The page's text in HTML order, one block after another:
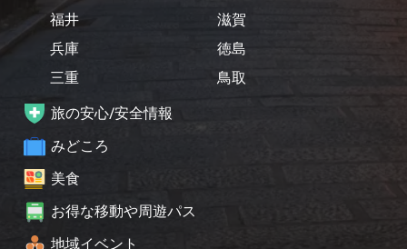
福井
兵庫
三重
滋賀
徳島
鳥取
旅の安心/安全情報
みどころ
美食
お得な移動や周遊パス
地域イベント